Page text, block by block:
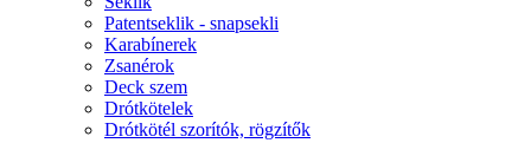
Patentseklik - snapsekli
Karabínerek
Zsanérok
Deck szem
Drótkötelek
Drótkötél szorítók, rögzítők